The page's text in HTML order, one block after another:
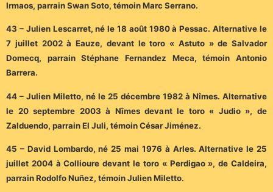
Irmaos, parrain Swan Soto, témoin Marc Serrano.
43 – Julien Lescarret, né le 18 août 1980 à Pessac. Alternative le
7 juillet 2002 à Eauze, devant le toro « Astuto » de Salvador
Domecq, parrain Stéphane Fernandez Meca, témoin Antonio
Barrera.
44 – Julien Miletto, né le 25 décembre 1982 à Nîmes. Alternative
le 20 septembre 2003 à Nîmes devant le toro « Judio », de
Zalduendo, parrain El Juli, témoin César Jiménez.
45 – David Lombardo, né 25 mai 1976 à Arles. Alternative le 25
juillet 2004 à Collioure devant le toro « Perdigao », de Caldeira,
parrain Rodolfo Nuñez, témoin Julien Miletto.